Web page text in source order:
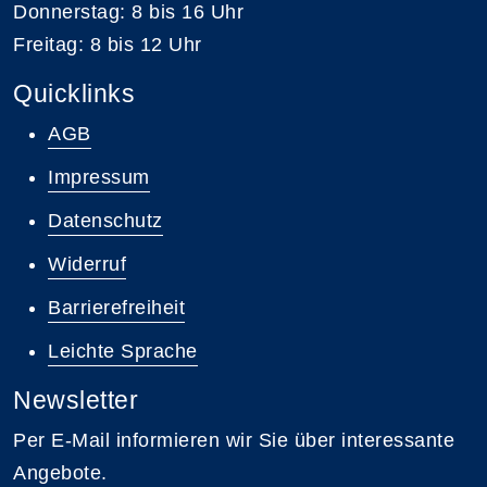
Donnerstag: 8 bis 16 Uhr
Freitag: 8 bis 12 Uhr
Quicklinks
AGB
Impressum
Datenschutz
Widerruf
Barrierefreiheit
Leichte Sprache
Newsletter
Per E-Mail informieren wir Sie über interessante
Angebote.